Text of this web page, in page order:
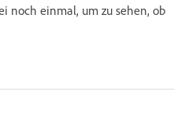
noch einmal, um zu sehen, ob